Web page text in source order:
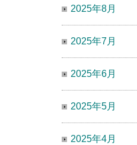
2025年8月
2025年7月
2025年6月
2025年5月
2025年4月